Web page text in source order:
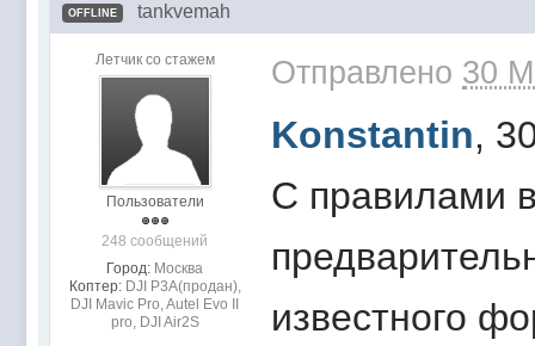
OFFLINE tankvemah
Летчик со стажем
Пользователи
248 сообщений
Город: Москва
Коптер: DJI P3A(продан),
DJI Mavic Pro, Autel Evo II
pro, DJI Air2S
Отправлено 30
Konstantin,
С правилами
известного